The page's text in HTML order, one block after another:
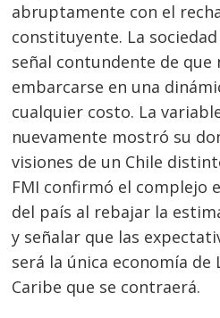
abruptamente con el
constituyente. La
señal contundente de que
embarcarse en una
cualquier costo. La
nuevamente mostró su
visiones de un Chile
FMI confirmó el complejo
del país al rebajar la
y señalar que las
será la única economía de
Caribe que se contraerá.